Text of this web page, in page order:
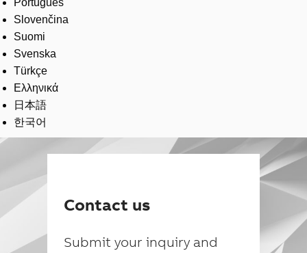
Português
Slovenčina
Suomi
Svenska
Türkçe
Ελληνικά
日本語
한국어
Contact us
Submit your inquiry and